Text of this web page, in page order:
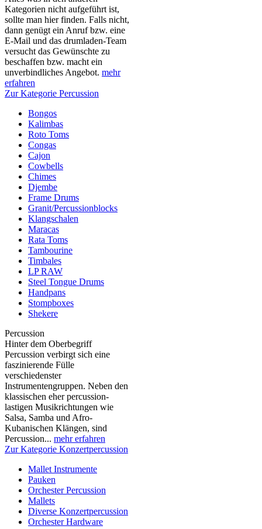
Kategorien nicht aufgeführt ist,
sollte man hier finden. Falls nicht,
dann genügt ein Anruf bzw. eine
E-Mail und das drumladen-Team
versucht das Gewünschte zu
beschaffen bzw. macht ein
unverbindliches Angebot. mehr
erfahren
Zur Kategorie Percussion
Bongos
Kalimbas
Roto Toms
Congas
Cajon
Cowbells
Chimes
Djembe
Frame Drums
Granit/Percussionblocks
Klangschalen
Maracas
Rata Toms
Tambourine
Timbales
LP RAW
Steel Tongue Drums
Handpans
Stompboxes
Shekere
Percussion
Hinter dem Oberbegriff
Percussion verbirgt sich eine
faszinierende Fülle
verschiedenster
Instrumentengruppen. Neben den
klassischen eher percussion-
lastigen Musikrichtungen wie
Salsa, Samba und Afro-
Kubanischen Klängen, sind
Percussion... mehr erfahren
Zur Kategorie Konzertpercussion
Mallet Instrumente
Pauken
Orchester Percussion
Mallets
Diverse Konzertpercussion
Orchester Hardware